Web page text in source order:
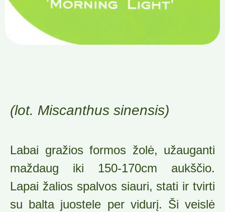
(lot. Miscanthus sinensis)
Labai gražios formos žolė, užauganti
maždaug iki 150-170cm aukščio.
Lapai žalios spalvos siauri, stati ir tvirti
su balta juostele per vidurį. Ši veislė